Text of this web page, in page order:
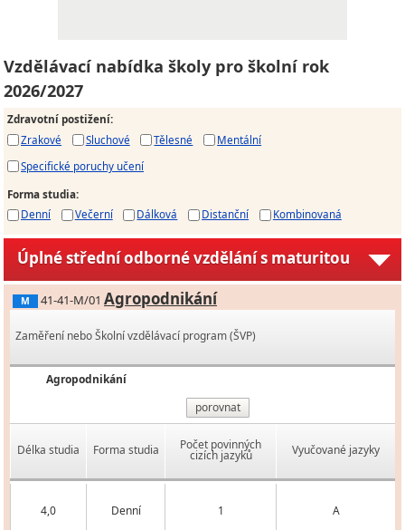
Vzdělávací nabídka školy pro školní rok
2026/2027
Zdravotní postižení:
Zrakové
Sluchové Tělesné
Mentální
Specifické poruchy učení
Forma studia:
Denní
Večerní Dálková Distanční Kombinovaná
Úplné střední odborné vzdělání s maturitou
M 41-41-M/01 Agropodnikání
Zaměření nebo Školní vzdělávací program (ŠVP)
Agropodnikání
porovnat
Délka studia Forma studia Počet povinných
cizích jazyků Vyučované jazyky
4,0 Denní 1 A